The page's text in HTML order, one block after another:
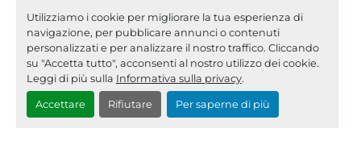
Utilizziamo i cookie per migliorare la tua esperienza di
navigazione, per pubblicare annunci o contenuti
personalizzati e per analizzare il nostro traffico. Cliccando
su "Accetta tutto", acconsenti al nostro utilizzo dei cookie.
Leggi di più sulla Informativa sulla privacy.
Accettare Rifiutare Per saperne di più
1998 ARBURG ARB 658 +B06
AI2959
Sheda rèlè SN 116.765 A dettagli